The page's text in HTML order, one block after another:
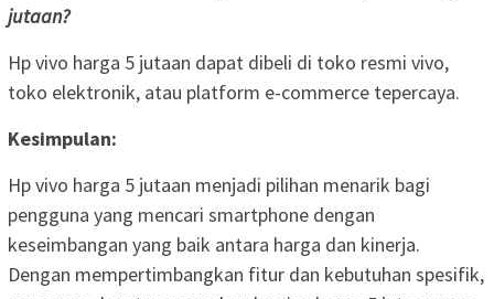
jutaan?
Hp vivo harga 5 jutaan dapat dibeli di toko resmi vivo,
toko elektronik, atau platform e-commerce tepercaya.
Kesimpulan:
Hp vivo harga 5 jutaan menjadi pilihan menarik bagi
pengguna yang mencari smartphone dengan
keseimbangan yang baik antara harga dan kinerja.
Dengan mempertimbangkan fitur dan kebutuhan spesifik,